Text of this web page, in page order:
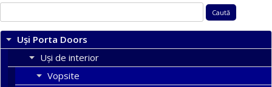
după:
Uși Porta Doors
Uși de interior
Vopsite